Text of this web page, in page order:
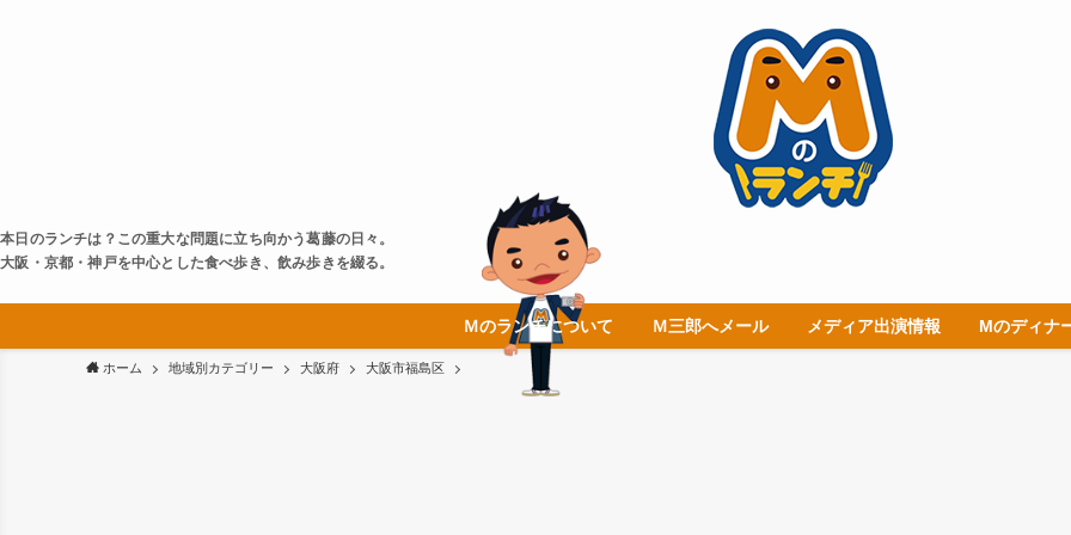
本日のランチは？この重大な問題に立ち向かう葛藤の日々。
大阪・京都・神戸を中心とした食べ歩き、飲み歩きを綴る。
Ｍのランチについて Ｍ三郎へメール メディア出演情報 Mのディナ
ホーム 地域別カテゴリー 大阪府 大阪市福島区